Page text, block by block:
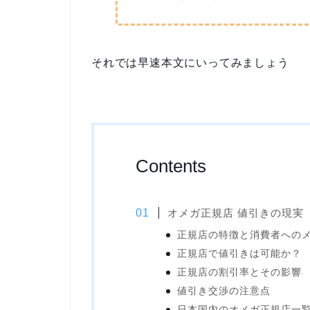
それでは早速本文にいってみましょう
Contents
オメガ正規店 値引きの現実
正規店の特徴と消費者への
正規店で値引きは可能か？
正規店の割引率とその影響
値引き交渉の注意点